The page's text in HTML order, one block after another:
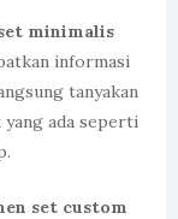
minimalis
informasi
tanyakan
ada seperti
set custom